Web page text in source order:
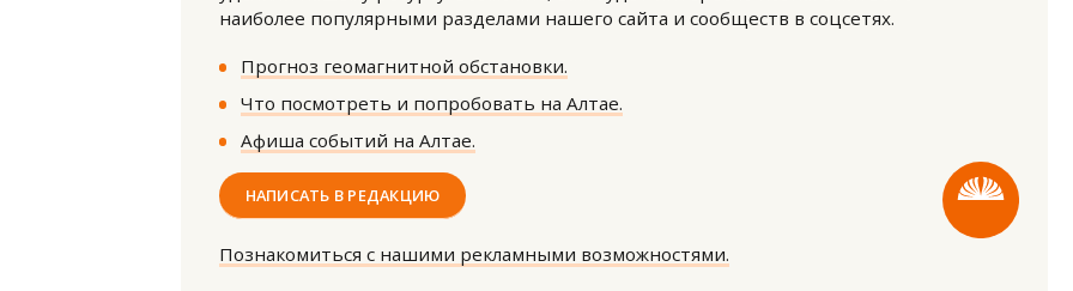
наиболее популярными разделами нашего сайта и сообществ в соцсетях.
Прогноз геомагнитной обстановки.
Что посмотреть и попробовать на Алтае.
Афиша событий на Алтае.
НАПИСАТЬ В РЕДАКЦИЮ
Познакомиться с нашими рекламными возможностями.
ЗИАС — об эстетике городов,
трендах в фасадах и развитии рынка
Ищем новые берега.
«Жилищной инициативы»